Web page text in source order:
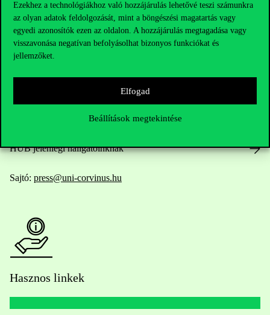
Ezekhez a technológiákhoz való hozzájárulás lehetővé teszi számunkra
az olyan adatok feldolgozását, mint a böngészési magatartás vagy
egyedi azonosítók ezen az oldalon. A hozzájárulás megtagadása vagy
visszavonása negatívan befolyásolhat bizonyos funkciókat és
jellemzőket.
Elfogad
Beállítások megtekintése
Elérhetőségek
Telefonszám:
Kérdésed van a felvételivel kapcsolatban?
Oktatói elérhetőségek
HUB jelenlegi hallgatóinknak
Sajtó: press@uni-corvinus.hu
Hasznos linkek